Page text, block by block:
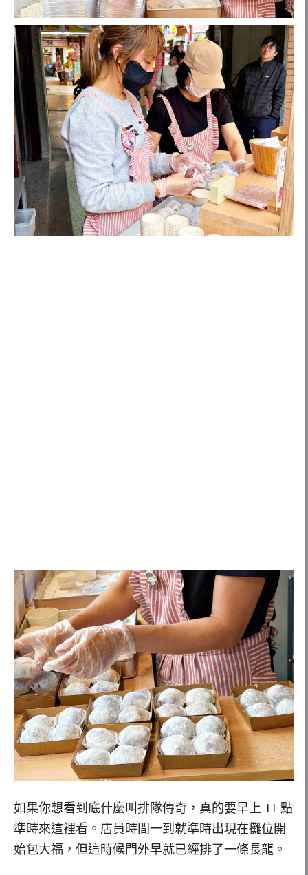
如果你想看到底什麼叫排隊傳奇，真的要早上 11 點
準時來這裡看。店員時間一到就準時出現在攤位開
始包大福，但這時候門外早就已經排了一條長龍。